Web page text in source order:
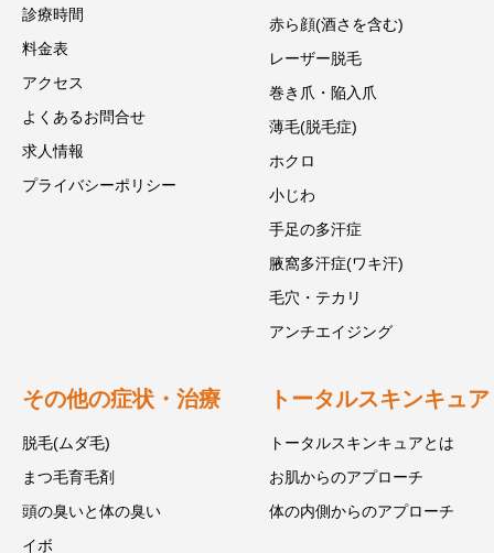
診療時間
料金表
アクセス
よくあるお問合せ
求人情報
プライバシーポリシー
赤ら顔(酒さを含む)
レーザー脱毛
巻き爪・陥入爪
薄毛(脱毛症)
ホクロ
小じわ
手足の多汗症
腋窩多汗症(ワキ汗)
毛穴・テカリ
アンチエイジング
その他の症状・治療
脱毛(ムダ毛)
まつ毛育毛剤
頭の臭いと体の臭い
イボ
トータルスキンキュア
トータルスキンキュアとは
お肌からのアプローチ
体の内側からのアプローチ